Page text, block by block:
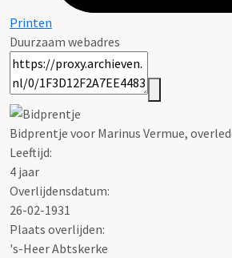
Printen
Duurzaam webadres
Bidprentje voor Marinus Vermue,
Leeftijd:
4 jaar
Overlijdensdatum:
26-02-1931
Plaats overlijden:
's-Heer Abtskerke